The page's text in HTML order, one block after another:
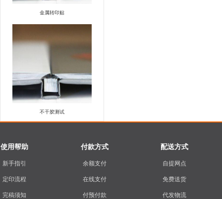
金属转印贴
不干胶测试
使用帮助
新手指引
定印流程
完稿须知
付款方式
余额支付
在线支付
付预付款
配送方式
自提网点
免费送货
代发物流